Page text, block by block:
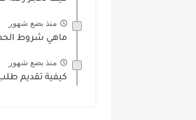
منذ بضع شهور
ماهي شروط
منذ بضع شهور
كيفية تقديم طلب